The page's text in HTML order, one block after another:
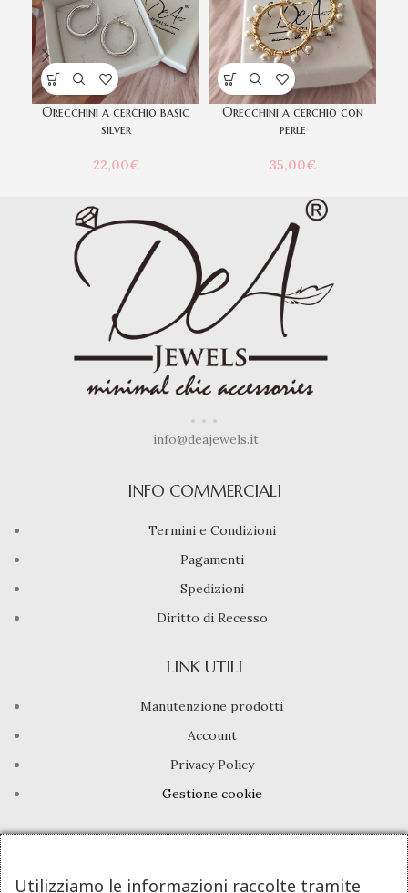
Orecchini a cerchio basic
silver
22,00€
Orecchini a cerchio con
perle
35,00€
info@deajewels.it
INFO COMMERCIALI
Termini e Condizioni
Pagamenti
Spedizioni
Diritto di Recesso
LINK UTILI
Manutenzione prodotti
Account
Privacy Policy
Gestione cookie
Chi siamo
Utilizziamo le informazioni raccolte tramite